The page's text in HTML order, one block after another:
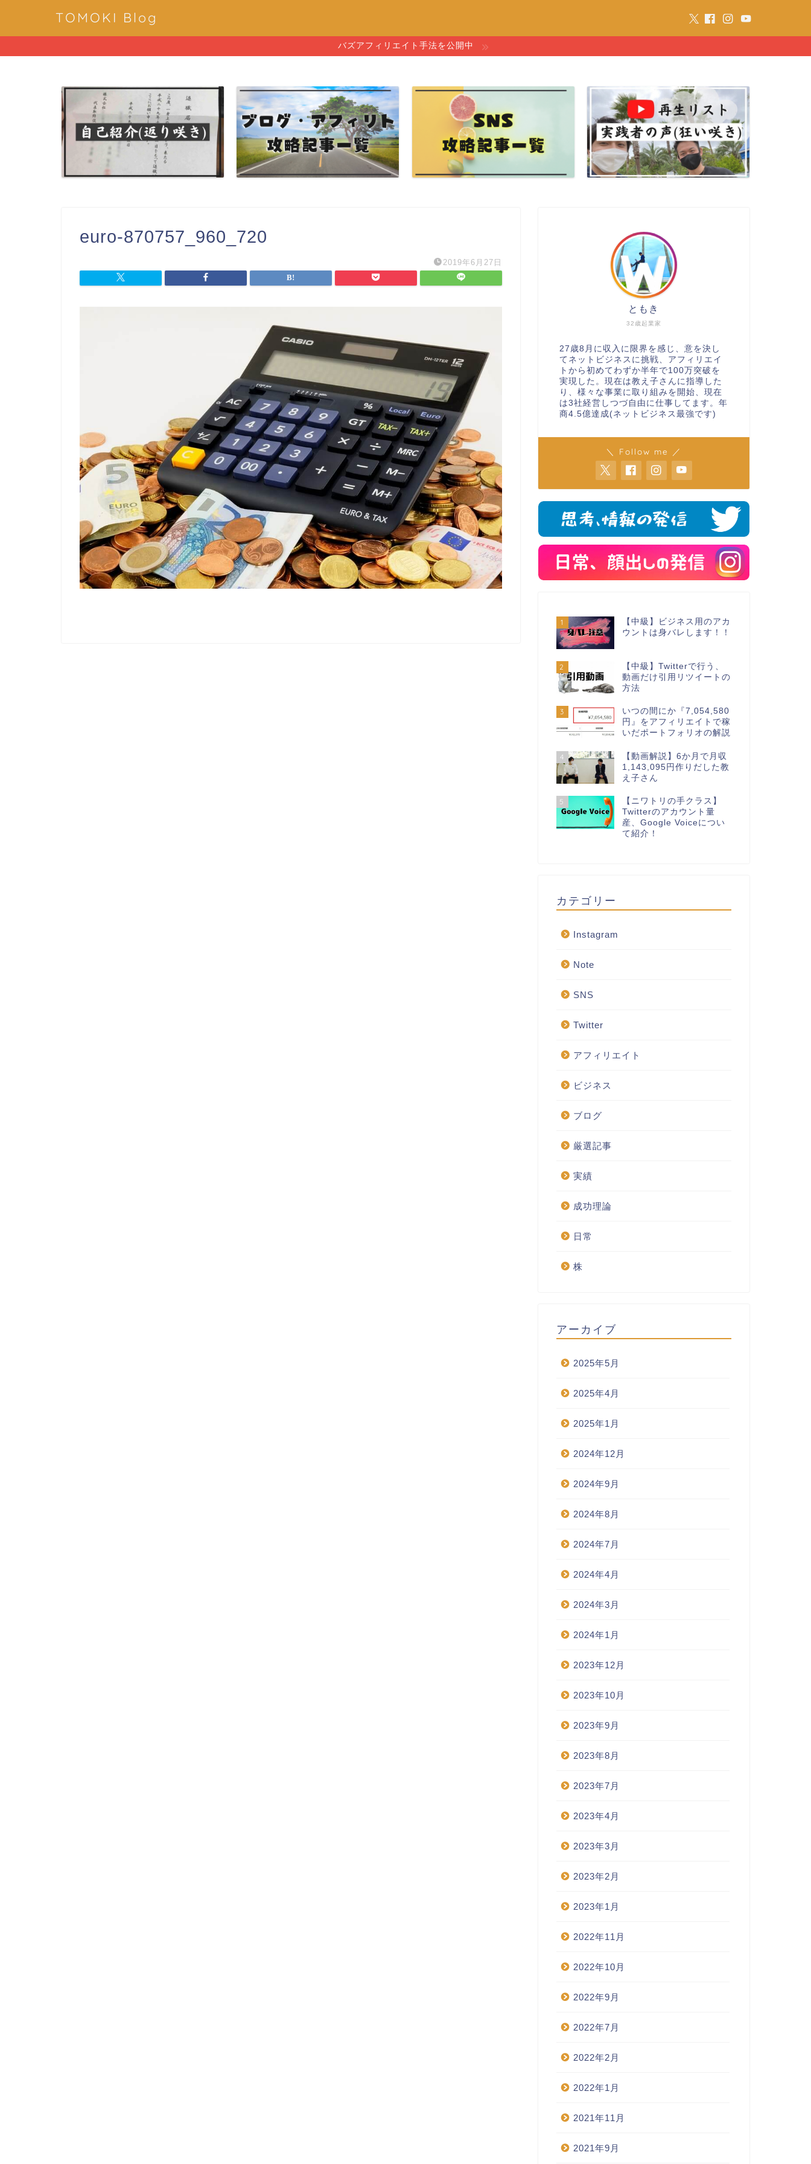
TOMOKI Blog
バズアフィリエイト手法を公開中
euro-870757_960_720
2019年6月27日
32歳起業家
ともき
27歳8月に収入に限界を感じ、意を決し
てネットビジネスに挑戦、アフィリエイ
トから初めてわずか半年で100万突破を
実現した。現在は教え子さんに指導した
り、様々な事業に取り組みを開始、現在
は3社経営しつづ自由に仕事してます。年
商4.5億達成(ネットビジネス最強です)
＼ Follow me ／
1
【中級】ビジネス用のアカ
ウントは身バレします！！
2
【中級】Twitterで行う、
動画だけ引用リツイートの
方法
3
いつの間にか『7,054,580
円』をアフィリエイトで稼
いだポートフォリオの解説
4
【動画解説】6か月で月収
1,143,095円作りだした教
え子さん
5
【ニワトリの手クラス】
Twitterのアカウント量
産、Google Voiceについ
て紹介！
カテゴリー
Instagram
Note
SNS
Twitter
アフィリエイト
ビジネス
ブログ
厳選記事
実績
成功理論
日常
株
アーカイブ
2025年5月
2025年4月
2025年1月
2024年12月
2024年9月
2024年8月
2024年7月
2024年4月
2024年3月
2024年1月
2023年12月
2023年10月
2023年9月
2023年8月
2023年7月
2023年4月
2023年3月
2023年2月
2023年1月
2022年11月
2022年10月
2022年9月
2022年7月
2022年2月
2022年1月
2021年11月
2021年9月